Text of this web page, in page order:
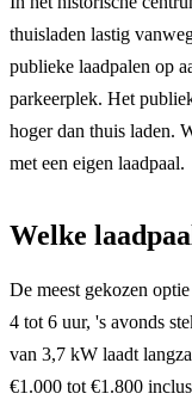
thuisladen lastig
publieke laadpalen op
parkeerplek. Het
hoger dan thuis laden.
met een eigen laadpaal.
Welke
De meest gekozen
4 tot 6 uur, 's avonds
van 3,7 kW laadt
€1.000 tot €1.800